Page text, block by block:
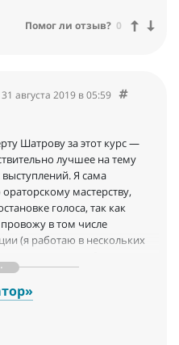
Помог ли отзыв? 0
31 августа 2019 в 05:59
Шатрову за этот курс —
лучшее на тему
Я сама
мастерству,
голоса, так как
в том числе
(я работаю в нескольких
Не одна из них не дала
Шатрова дали
их и сразу становишься
и на восходящем позитиве.
над своими страхами в